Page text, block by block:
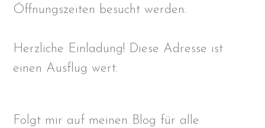
Öffnungszeiten besucht werden.
Herzliche Einladung! Diese Adresse ist
einen Ausflug wert.
Folgt mir auf meinen Blog für alle